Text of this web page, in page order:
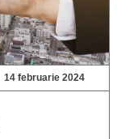
14 februarie 2024